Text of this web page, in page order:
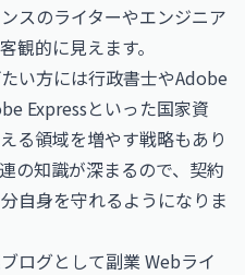
スのライターやエンジニア
観的に見えます。
い方には行政書士やAdobe
Expressといった国家資
る領域を増やす戦略もあり
の知識が深まるので、契約
自身を守れるようになりま
ログとして副業 Webライ